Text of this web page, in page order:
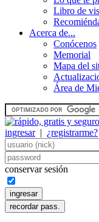
Libro de
Acerca de...
Conócenos
Memorial
Mapa del
Área de
ingresar| ¿registrarme?
conservar sesión